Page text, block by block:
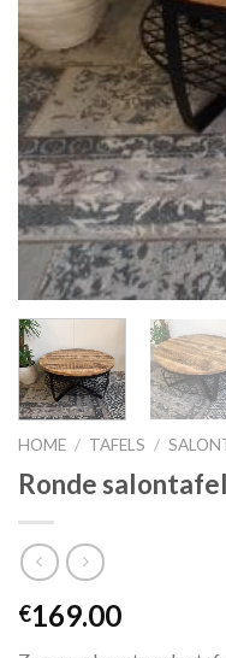
HOME / TAFELS /
Ronde
€169.00